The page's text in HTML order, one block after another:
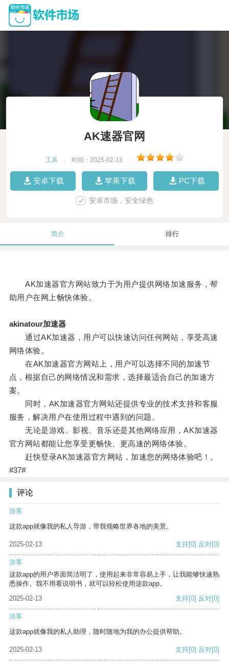
AK速器官网
工具 时间：2025-02-13
安卓下载 苹果下载 PC下载
安卓市场，安全绿色
简介 排行
AK加速器官方网站致力于为用户提供网络加速服务，帮
助用户在网上畅快体验。
akinatour加速器
通过AK加速器，用户可以快速访问任何网站，享受高速
网络体验。
在AK加速器官方网站上，用户可以选择不同的加速节
点，根据自己的网络情况和需求，选择最适合自己的加速方
案。
同时，AK加速器官方网站还提供专业的技术支持和客服
服务，解决用户在使用过程中遇到的问题。
无论是游戏、影视、音乐还是其他网络应用，AK加速器
官方网站都能让您享受更畅快、更高速的网络体验。
赶快登录AK加速器官方网站，加速您的网络体验吧！。
#37#
评论
游客
这款app就像我的私人导游，带我领略世界各地的美景。
2025-02-13 支持[0] 反对[0]
游客
这款app的用户界面简洁明了，使用起来非常容易上手，让我能够快速熟
悉操作。我不用看说明书，就可以轻松使用这款app。
2025-02-13
支持[0] 反对[0]
游客
这款app就像我的私人助理，随时随地为我的办公提供帮助。
2025-02-13 支持[0] 反对[0]